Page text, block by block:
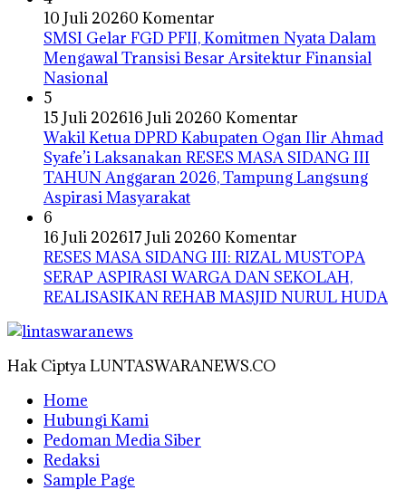
10 Juli 20260 Komentar
SMSI Gelar FGD PFII, Komitmen Nyata Dalam
Mengawal Transisi Besar Arsitektur Finansial
Nasional
5
15 Juli 202616 Juli 20260 Komentar
Wakil Ketua DPRD Kabupaten Ogan Ilir Ahmad
Syafe’i Laksanakan RESES MASA SIDANG III
TAHUN Anggaran 2026, Tampung Langsung
Aspirasi Masyarakat
6
16 Juli 202617 Juli 20260 Komentar
RESES MASA SIDANG III: RIZAL MUSTOPA
SERAP ASPIRASI WARGA DAN SEKOLAH,
REALISASIKAN REHAB MASJID NURUL HUDA
Hak Ciptya LUNTASWARANEWS.CO
Home
Hubungi Kami
Pedoman Media Siber
Redaksi
Sample Page